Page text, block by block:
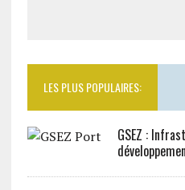
LES PLUS POPULAIRES:
GSEZ :